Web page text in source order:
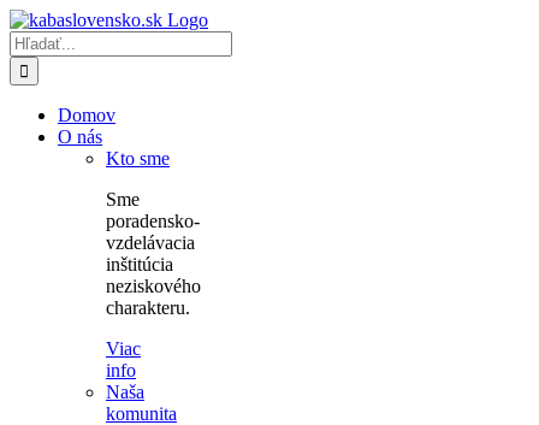
Skip
to
content
Hľadať:
Domov
O nás
Kto sme
Sme
poradensko-
vzdelávacia
inštitúcia
neziskového
charakteru.
Viac
info
Naša
komunita